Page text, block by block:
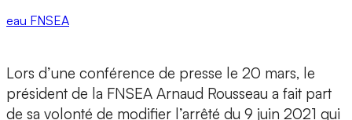
eau FNSEA
Lors d’une conférence de presse le 20 mars, le
président de la FNSEA Arnaud Rousseau a fait part
de sa volonté de modifier l’arrêté du 9 juin 2021 qui